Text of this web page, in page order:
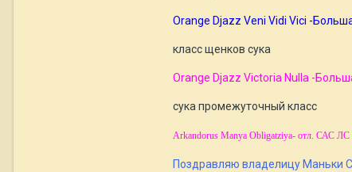
Orange Djazz Veni Vidi Vici -
класс щенков сука
Orange Djazz Victoria Nulla -
сука промежуточный класс
Arkandorus Manya Obligatziya- отл. САС
Поздравляю владелицу Маньки